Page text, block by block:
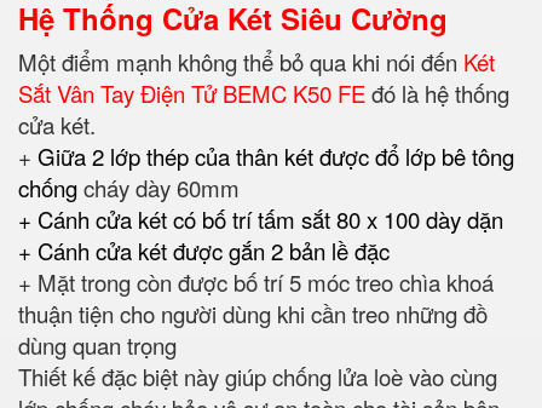
Hệ Thống Cửa Két Siêu Cường
Một điểm mạnh không thể bỏ qua khi nói đến Két
Sắt Vân Tay Điện Tử BEMC K50 FEđó là hệ thống
cửa két.
+ Giữa 2 lớp thép của thân két được đổ lớp bê tông
chốngcháy dày 60mm
+ Cánh cửa két có bố trí tấm sắt 80 x 100 dày dặn
+ Cánh cửa két được gắn 2 bản lề đặc
+ Mặt trong còn được bố trí 5 móc treo chìa khoá
thuận tiện cho người dùng khi cần treo những đồ
dùng quan trọng
Thiết kế đặc biệt này giúp chống lửa loè vào cùng